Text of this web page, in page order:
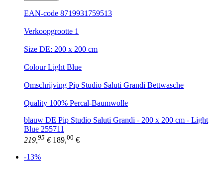
EAN-code 8719931759513
Verkoopgrootte 1
Size DE: 200 x 200 cm
Colour Light Blue
Omschrijving Pip Studio Saluti Grandi Bettwasche
Quality 100% Percal-Baumwolle
blauw DE Pip Studio Saluti Grandi - 200 x 200 cm - Light
Blue 255711
219, 95 € 189,00 €
-13%